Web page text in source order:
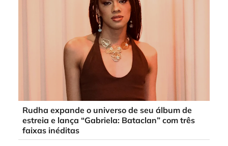
Rudha expande o universo de seu álbum de
estreia e lança “Gabriela: Bataclan” com três
faixas inéditas